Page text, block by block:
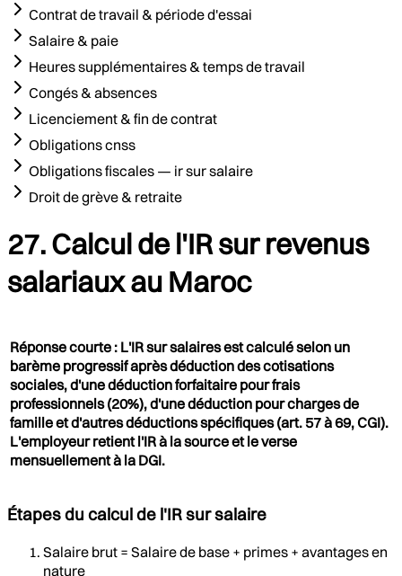
Contrat de travail & période d'essai
Salaire & paie
Heures supplémentaires & temps de travail
Congés & absences
Licenciement & fin de contrat
Obligations cnss
Obligations fiscales — ir sur salaire
Droit de grève & retraite
27. Calcul de l'IR sur revenus
salariaux au Maroc
Réponse courte : L'IR sur salaires est calculé selon un
barème progressif après déduction des cotisations
sociales, d'une déduction forfaitaire pour frais
professionnels (20%), d'une déduction pour charges de
famille et d'autres déductions spécifiques (art. 57 à 69, CGI).
L'employeur retient l'IR à la source et le verse
mensuellement à la DGI.
Étapes du calcul de l'IR sur salaire
Salaire brut = Salaire de base + primes + avantages en
nature